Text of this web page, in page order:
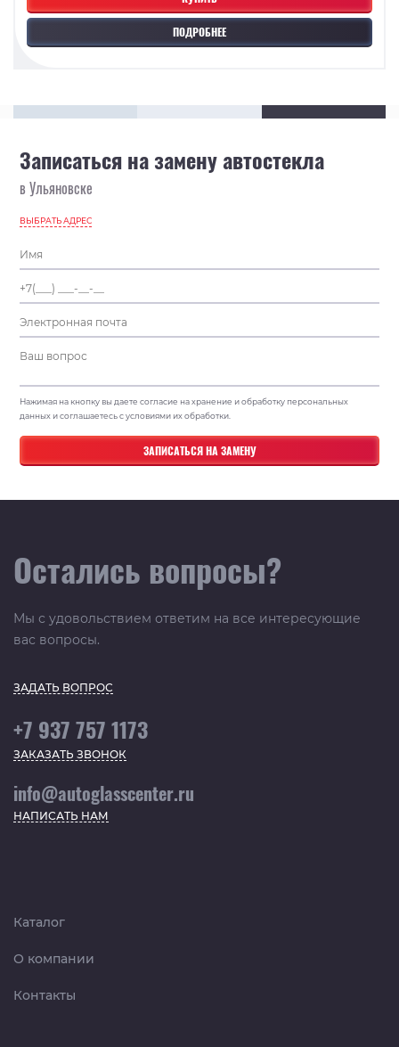
ПОДРОБНЕЕ
Записаться на замену автостекла
в Ульяновске
ВЫБРАТЬ АДРЕС
Нажимая на кнопку вы даете согласие на хранение и обработку персональных
данных и соглашаетесь с условиями их обработки.
Остались вопросы?
Мы с удовольствием ответим на все интересующие
вас вопросы.
ЗАДАТЬ ВОПРОС
+7 937 757 1173
ЗАКАЗАТЬ ЗВОНОК
info@autoglasscenter.ru
НАПИСАТЬ НАМ
Каталог
О компании
Контакты